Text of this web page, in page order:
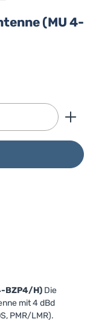
(MU 4-
Wert ein
BZP4/H) Die
mit 4 dBd
PMR/LMR).